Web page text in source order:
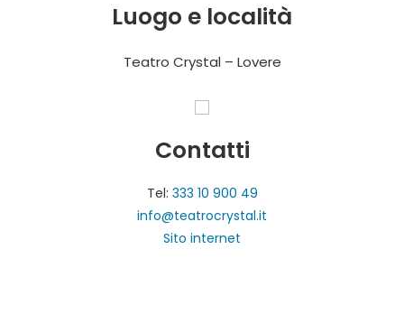
Luogo e località
Teatro Crystal – Lovere
Contatti
Tel: 333 10 900 49
info@teatrocrystal.it
Sito internet